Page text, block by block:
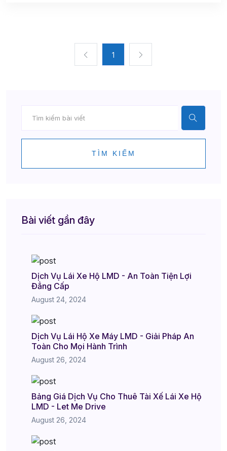
1
TÌM KIẾM
Bài viết gần đây
Dịch Vụ Lái Xe Hộ LMD - An Toàn Tiện Lợi
Đẳng Cấp
August 24, 2024
Dịch Vụ Lái Hộ Xe Máy LMD - Giải Pháp An
Toàn Cho Mọi Hành Trình
August 26, 2024
Bảng Giá Dịch Vụ Cho Thuê Tài Xế Lái Xe Hộ
LMD - Let Me Drive
August 26, 2024